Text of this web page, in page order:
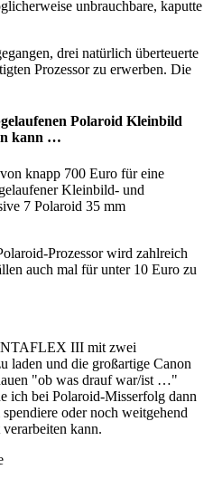
unbrauchbare, kaputte
drei natürlich überteuerte
Prozessor zu erwerben. Die
Polaroid Kleinbild
kann …
knapp 700 Euro für eine
Kleinbild- und
7 Polaroid 35 mm
Prozessor wird zahlreich
auch mal für unter 10 Euro zu
III mit zwei
laden und die großartige Canon
"ob was drauf war/ist …"
ich bei Polaroid-Misserfolg dann
oder noch weitgehend
kann.